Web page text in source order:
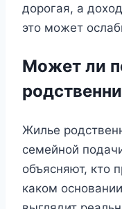
дорогая, а
это может
Может ли
Жилье
семейной
объясняют, кто
каком